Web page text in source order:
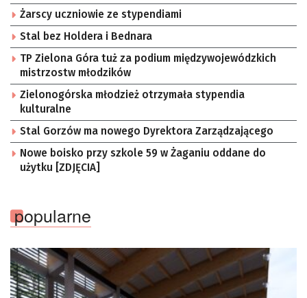
Żarscy uczniowie ze stypendiami
Stal bez Holdera i Bednara
TP Zielona Góra tuż za podium międzywojewódzkich
mistrzostw młodzików
Zielonogórska młodzież otrzymała stypendia
kulturalne
Stal Gorzów ma nowego Dyrektora Zarządzającego
Nowe boisko przy szkole 59 w Żaganiu oddane do
użytku [ZDJĘCIA]
popularne